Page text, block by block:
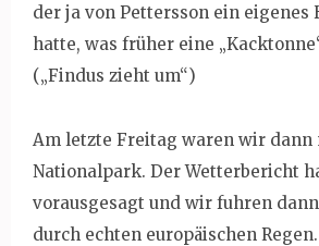
der ja von Pettersson ein eigenes
hatte, was früher eine
(„Findus zieht um“)
Am letzte Freitag waren wir dann
Nationalpark. Der Wetterbericht
vorausgesagt und wir fuhren
durch echten europäischen